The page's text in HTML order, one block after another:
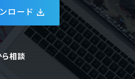
ロード
相談